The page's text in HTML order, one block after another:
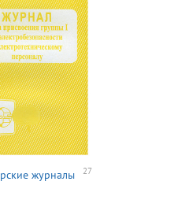
журналы 27